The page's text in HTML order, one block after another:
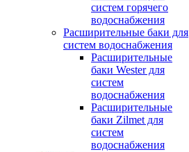
систем горячего
водоснабжения
Расширительные баки для
систем водоснабжения
Расширительные
баки Wester для
систем
водоснабжения
Расширительные
баки Zilmet для
систем
водоснабжения